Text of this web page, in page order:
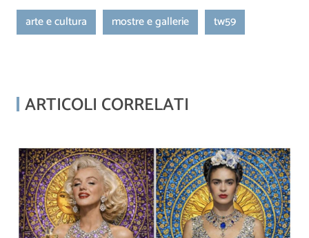
arte e cultura mostre e gallerie tw59
ARTICOLI CORRELATI